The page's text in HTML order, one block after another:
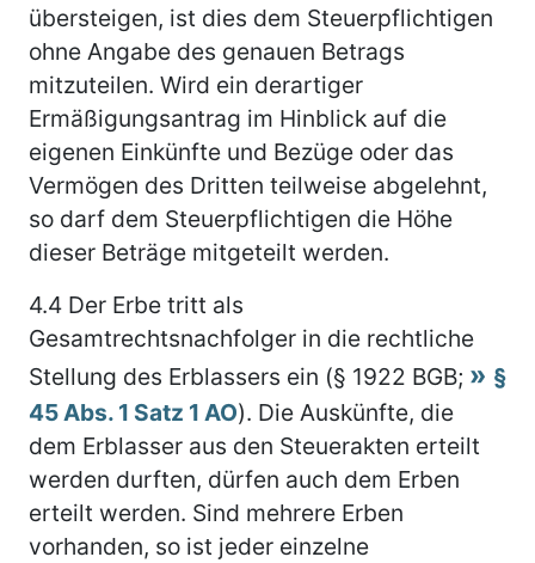
übersteigen, ist dies dem Steuerpflichtigen
ohne Angabe des genauen Betrags
mitzuteilen. Wird ein derartiger
Ermäßigungsantrag im Hinblick auf die
eigenen Einkünfte und Bezüge oder das
Vermögen des Dritten teilweise abgelehnt,
so darf dem Steuerpflichtigen die Höhe
dieser Beträge mitgeteilt werden.
4.4 Der Erbe tritt als
Gesamtrechtsnachfolger in die rechtliche
Stellung des Erblassers ein (§ 1922 BGB;
§
45 Abs. 1 Satz 1 AO). Die Auskünfte, die
dem Erblasser aus den Steuerakten erteilt
werden durften, dürfen auch dem Erben
erteilt werden. Sind mehrere Erben
vorhanden, so ist jeder einzelne